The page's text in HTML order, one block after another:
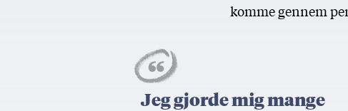
komme gennem
Jeg gjorde mig mange